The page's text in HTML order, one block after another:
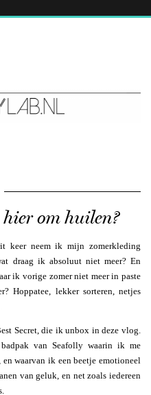
om huilen?
keer neem ik mijn zomerkleding
draag ik absoluut niet meer? En
ik vorige zomer niet meer in paste
Hoppatee, lekker sorteren, netjes
Secret, die ik unbox in deze vlog.
van Seafolly waarin ik me
waarvan ik een beetje emotioneel
van geluk, en net zoals iedereen